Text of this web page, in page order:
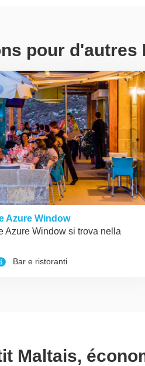
pour d'autres
Azure Window
Azure Window si trova nella
Bar e ristoranti
Maltais,